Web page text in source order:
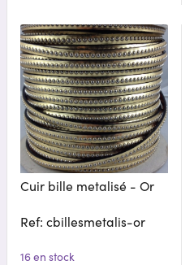
Cuir bille metalisé - Or
Ref: cbillesmetalis-or
16 en stock